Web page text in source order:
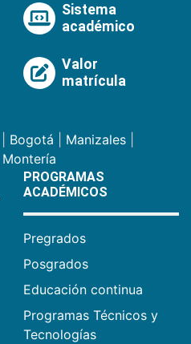
Sistema
académico
Valor
matrícula
Bogotá Manizales
Montería
PROGRAMAS
ACADÉMICOS
Pregrados
Posgrados
Educación continua
Programas Técnicos y
Tecnologías